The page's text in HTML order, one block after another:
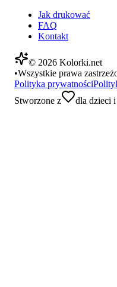
Jak drukować
FAQ
Kontakt
© 2026 Kolorki.net
•Wszystkie prawa
Polityka prywatności
Stworzone z
dla dzieci